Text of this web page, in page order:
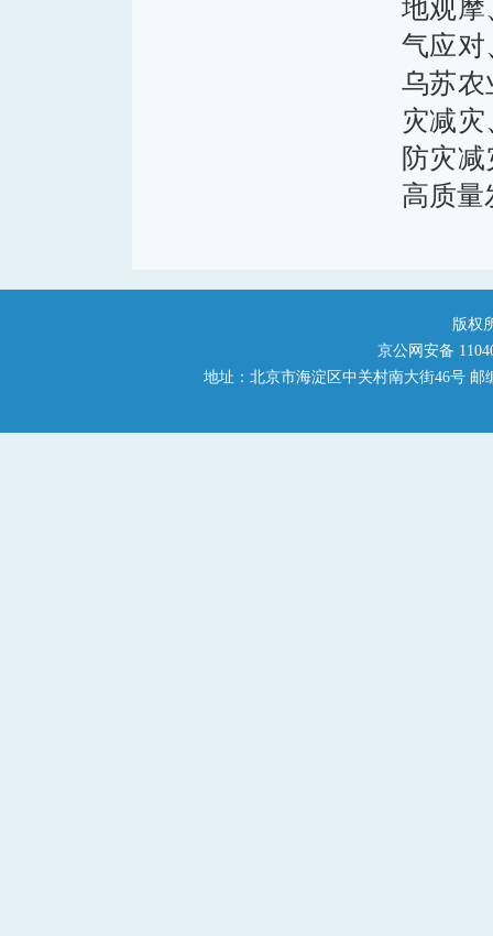
地观摩
气应对
乌苏农
灾减
防灾
高质量
版权
京公网安备
地址：北京市海淀区中关村南大街46号 邮